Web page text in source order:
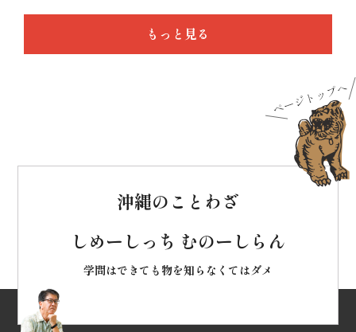
もっと見る
沖縄のことわざ
しめーしっち むのーしらん
学問はできても物を知らなくてはダメ